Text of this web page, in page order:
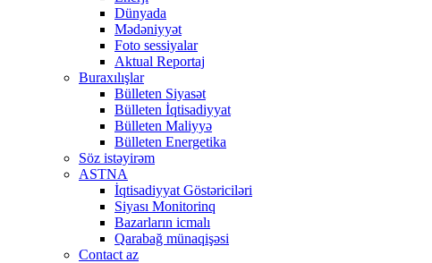
Dünyada
Mədəniyyət
Foto sessiyalar
Aktual Reportaj
Buraxılışlar
Bülleten Siyasət
Bülleten İqtisadiyyat
Bülleten Maliyyə
Bülleten Energetika
Söz istəyirəm
ASTNA
İqtisadiyyat Göstəriciləri
Siyası Monitorinq
Bazarların icmalı
Qarabağ münaqişəsi
Contact az